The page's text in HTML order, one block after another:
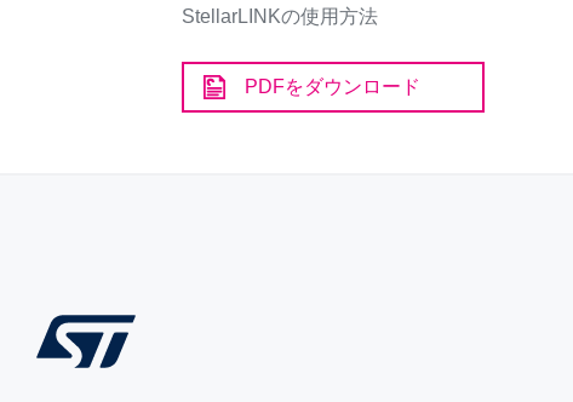
StellarLINKの使用方法
PDFをダウンロード